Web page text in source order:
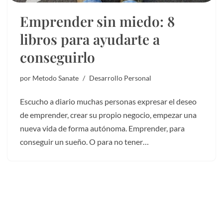
Emprender sin miedo: 8
libros para ayudarte a
conseguirlo
por Metodo Sanate Desarrollo Personal
Escucho a diario muchas personas expresar el deseo
de emprender, crear su propio negocio, empezar una
nueva vida de forma autónoma. Emprender, para
conseguir un sueño. O para no tener…